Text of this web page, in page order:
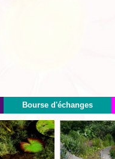
Bourse d'échanges